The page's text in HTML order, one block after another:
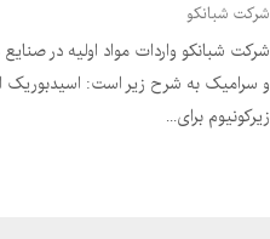
شرکت شبانکو
شرکت شبانکو واردات مواد اولیه در
و سرامیک به شرح زیر است: اسیدبوریک
زیرکونیوم برای...